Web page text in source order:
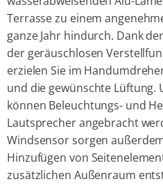
Terrasse zu einem
ganze Jahr hindurch. Dank
der geräuschlosen
erzielen Sie im
und die gewünschte Lüftung.
können Beleuchtungs- und
Lautsprecher angebracht
Windsensor sorgen
Hinzufügen von
zusätzlichen Außenraum